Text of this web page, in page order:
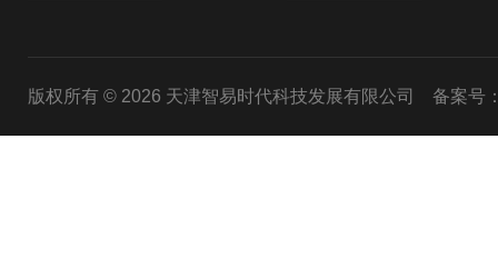
版权所有 © 2026 天津智易时代科技发展有限公司 备案号